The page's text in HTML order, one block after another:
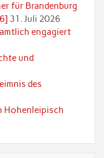
für Brandenburg
31. Juli 2026
engagiert
und
des
Hohenleipisch